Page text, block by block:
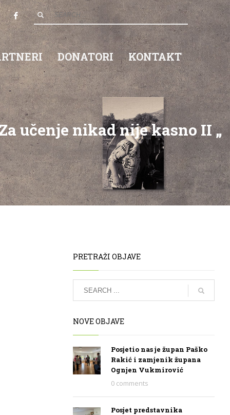
DONATORI KONTAKT
učenje nikad nije kasno II „
PRETRAŽI OBJAVE
NOVE OBJAVE
Posjetio nas je župan Paško
Rakić i zamjenik župana
Ognjen Vukmirović
0 comments
Posjet predstavnika